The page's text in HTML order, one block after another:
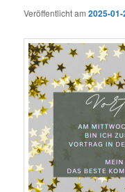
Veröffentlicht am2025-